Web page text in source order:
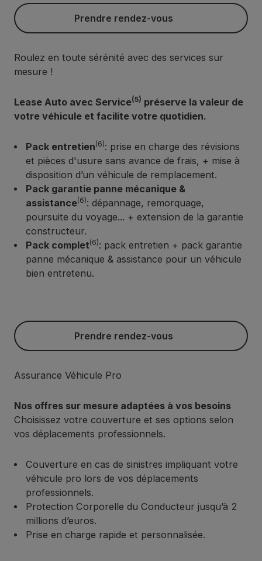
Prendre rendez-vous
Prendre rendez-vous
Roulez en toute sérénité avec des services sur
mesure !
Lease Auto avec Service(5) préserve la valeur de
votre véhicule et facilite votre quotidien.
Pack entretien(6): prise en charge des révisions
et pièces d'usure sans avance de frais, + mise à
disposition d’un véhicule de remplacement.
Pack garantie panne mécanique &
assistance(6): dépannage, remorquage,
poursuite du voyage... + extension de la garantie
constructeur.
Pack complet(6): pack entretien + pack garantie
panne mécanique & assistance pour un véhicule
bien entretenu.
Prendre rendez-vous
Prendre rendez-vous
Assurance Véhicule Pro
Nos offres sur mesure adaptées à vos besoins
Choisissez votre couverture et ses options selon
vos déplacements professionnels.
Couverture en cas de sinistres impliquant votre
véhicule pro lors de vos déplacements
professionnels.
Protection Corporelle du Conducteur jusqu’à 2
millions d’euros.
Prise en charge rapide et personnalisée.